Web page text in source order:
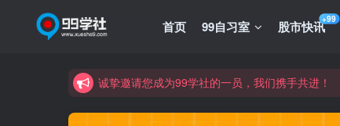
首页 99自习室 股市快讯+99
诚挚邀请您成为99学社的一员，我们携手共进！
诚挚邀请您成为99学社的一员，我们携手共进！
学习路上不孤独，99学社与你同行！分享全网优